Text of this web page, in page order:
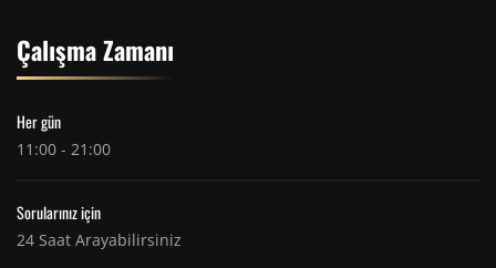
Çalışma Zamanı
Her gün
11:00 - 21:00
Sorularınız için
24 Saat Arayabilirsiniz